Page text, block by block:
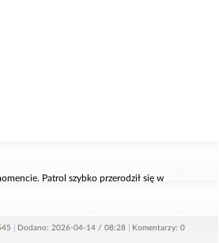
Patrol szybko przerodził się w
Dodano: 2026-04-14 / 08:28 Komentarzy: 0